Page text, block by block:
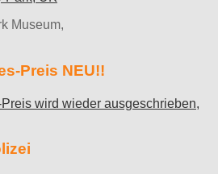
Museum,
Preis NEU!!
wird wieder ausgeschrieben,